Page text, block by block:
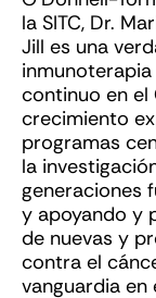
la SITC, Dr.
Jill es una
continuo en el
crecimiento
programas
la
generaciones
y apoyando y
de nuevas y
contra el
vanguardia